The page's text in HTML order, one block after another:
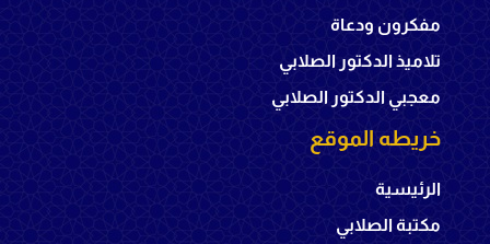
مفكرون ودعاة
تلاميذ الدكتور الصلابي
معجبي الدكتور الصلابي
خريطه الموقع
الرئيسية
مكتبة الصلابي